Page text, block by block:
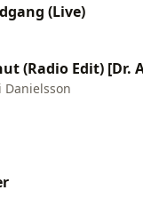
(Live)
(Radio Edit)
Danielsson